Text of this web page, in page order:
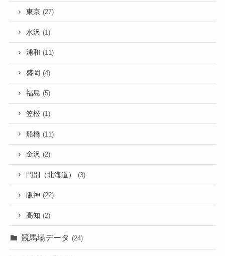
東京 (27)
水沢 (1)
浦和 (11)
盛岡 (4)
福島 (5)
笠松 (1)
船橋 (11)
金沢 (2)
門別（北海道） (3)
阪神 (22)
高知 (2)
競馬場データ (24)